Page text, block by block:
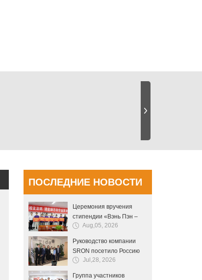
ПОСЛЕДНИЕ НОВОСТИ
Церемония вручения
стипендии «Вэнь Пэн –
стипендия мотивации для
и Цинхуайский
университеты» прошла в
уезда Нэйхуан
Aug,05, 2026
Руководство компании
SRON посетило Россию
для переговоров о
Jul,28, 2026
Группа участников